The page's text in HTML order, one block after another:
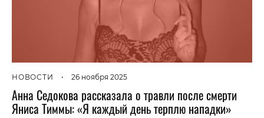
НОВОСТИ • 26 ноября 2025
Анна Седокова рассказала о травли после смерти
Яниса Тиммы: «Я каждый день терплю нападки»